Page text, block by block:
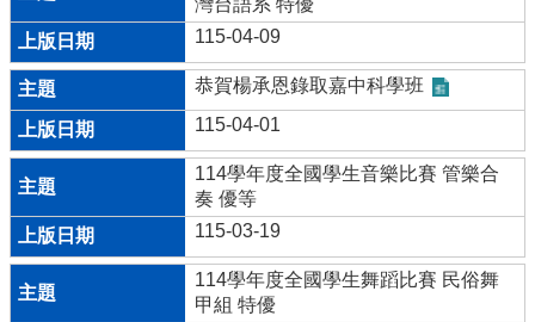
位
學
生
證
斗
國
母
語
日
專
區
灣台語系 特優
115-04-09
恭賀楊承恩錄取嘉中科學班
115-04-01
114學年度全國學生音樂比賽 管樂合
奏 優等
115-03-19
114學年度全國學生舞蹈比賽 民俗舞
甲組 特優